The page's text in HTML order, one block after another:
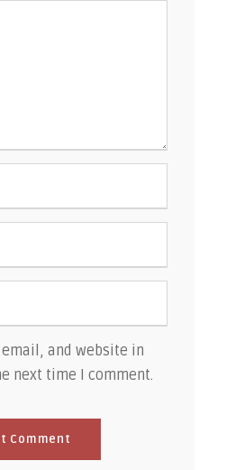
email, and website in
next time I comment.